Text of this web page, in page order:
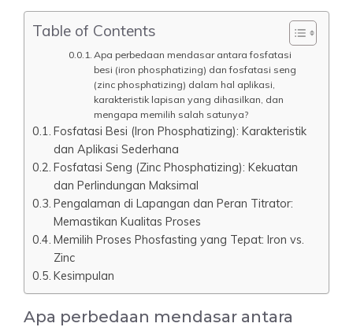
Table of Contents
Apa perbedaan mendasar antara fosfatasi
besi (iron phosphatizing) dan fosfatasi seng
(zinc phosphatizing) dalam hal aplikasi,
karakteristik lapisan yang dihasilkan, dan
mengapa memilih salah satunya?
Fosfatasi Besi (Iron Phosphatizing): Karakteristik
dan Aplikasi Sederhana
Fosfatasi Seng (Zinc Phosphatizing): Kekuatan
dan Perlindungan Maksimal
Pengalaman di Lapangan dan Peran Titrator:
Memastikan Kualitas Proses
Memilih Proses Phosfasting yang Tepat: Iron vs.
Zinc
Kesimpulan
Apa perbedaan mendasar antara